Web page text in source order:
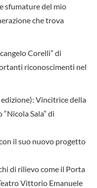
sfumature del mio
che trova
Corelli” di
riconoscimenti nel
Vincitrice della
Sala” di
il suo nuovo progetto
di rilievo come il Porta
Vittorio Emanuele